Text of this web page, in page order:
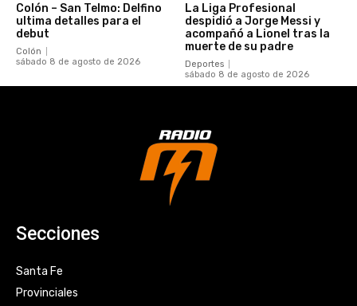
Colón – San Telmo: Delfino
ultima detalles para el
debut
Colón
sábado 8 de agosto de 2026
La Liga Profesional
despidió a Jorge Messi y
acompañó a Lionel tras la
muerte de su padre
Deportes
sábado 8 de agosto de 2026
Secciones
Santa Fe
Provinciales